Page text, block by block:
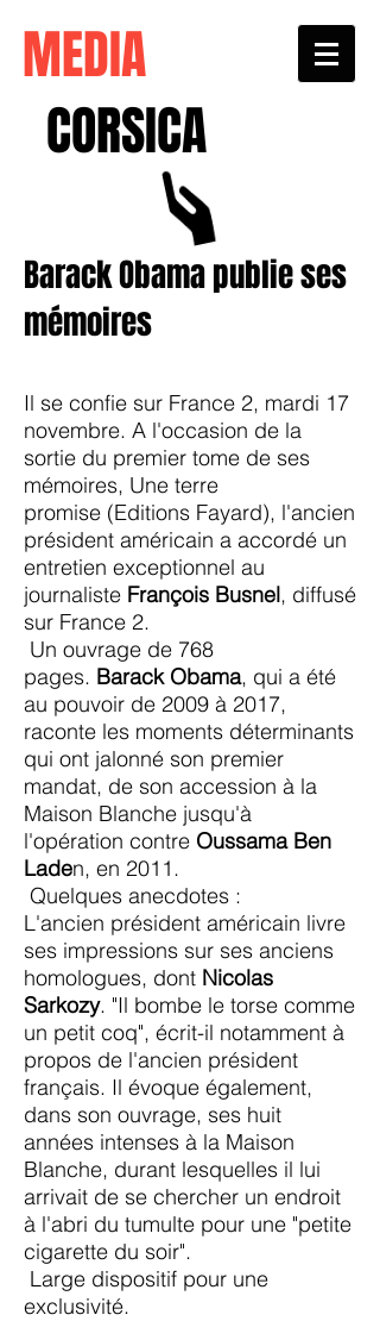
MEDIA
CORSICA
Barack Obamapublie ses
mémoires
Il se confie sur France 2, mardi 17
novembre. A l'occasion de la
sortie du premier tome de ses
mémoires, Une terre
promise (Editions Fayard), l'ancien
président américain a accordé un
entretien exceptionnel au
journaliste François Busnel, diffusé
sur France 2.
Un ouvrage de 768
pages. Barack Obama, qui a été
au pouvoir de 2009 à 2017,
raconte les moments déterminants
qui ont jalonné son premier
mandat, de son accession à la
Maison Blanche jusqu'à
l'opération contre Oussama Ben
Laden, en 2011.
Quelques anecdotes :
L'ancien président américain livre
ses impressions sur ses anciens
homologues, dont Nicolas
Sarkozy. "Il bombe le torse comme
un petit coq", écrit-il notamment à
propos de l'ancien président
français. Il évoque également,
dans son ouvrage, ses huit
années intenses à la Maison
Blanche, durant lesquelles il lui
arrivait de se chercher un endroit
à l'abri du tumulte pour une "petite
cigarette du soir".
Large dispositif pour une
exclusivité.